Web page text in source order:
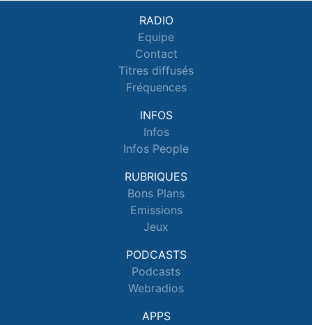
RADIO
Equipe
Contact
Titres diffusés
Fréquences
INFOS
Infos
Infos People
RUBRIQUES
Bons Plans
Emissions
Jeux
PODCASTS
Podcasts
Webradios
APPS